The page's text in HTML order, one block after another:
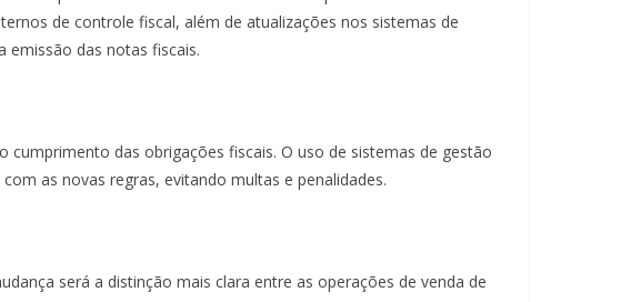
de controle fiscal, além de atualizações nos sistemas de
emissão das notas fiscais.
das obrigações fiscais. O uso de sistemas de gestão
as novas regras, evitando multas e penalidades.
será a distinção mais clara entre as operações de venda de